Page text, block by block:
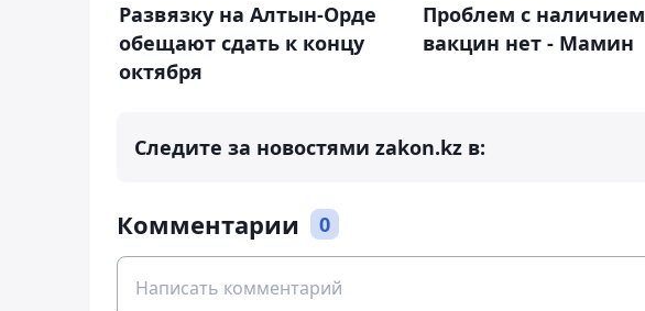
Развязку на Алтын-Орде
обещают сдать к концу
октября
Проблем с наличием
вакцин нет - Мамин
Следите за новостями zakon.kz в:
Комментарии 0